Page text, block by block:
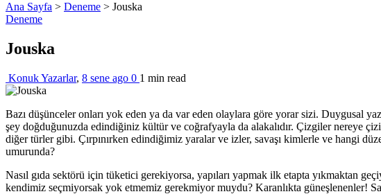
Ana Sayfa > Deneme > Jouska
Deneme
Jouska
Konuk Yazarlar, 8 sene ago 0 1 min read
Bazı düşünceler onları yok eden ya da var eden olaylara göre yorar sizi. Duygusal
şey doğduğunuzda edindiğiniz kültür ve coğrafyayla da alakalıdır. Çizgiler nereye
diğer türler gibi. Çırpınırken edindiğimiz yaralar ve izler, savaşı kimlerle ve hangi
umurunda?
Nasıl gıda sektörü için tüketici gerekiyorsa, yapıları yapmak ilk etapta yıkmaktan
kendimiz seçmiyorsak yok etmemiz gerekmiyor muydu? Karanlıkta güneşlenenler!